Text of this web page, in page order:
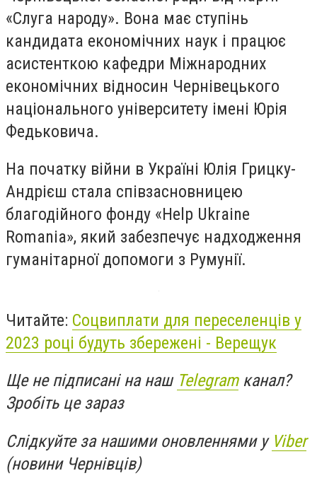
«Слуга народу». Вона має ступінь
кандидата економічних наук і працює
асистенткою кафедри Міжнародних
економічних відносин Чернівецького
національного університету імені Юрія
Федьковича.
На початку війни в Україні Юлія Грицку-
Андрієш стала співзасновницею
благодійного фонду «Help Ukraine
Romania», який забезпечує надходження
гуманітарної допомоги з Румунії.
Читайте: Соцвиплати для переселенців у
2023 році будуть збережені - Верещук
Ще не підписані на наш Telegramканал?
Зробіть це зараз
Слідкуйте за нашими оновленнями у Viber
(новини Чернівців)